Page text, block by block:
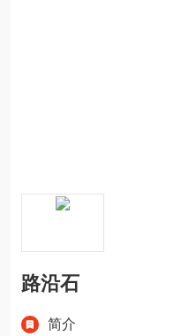
路沿石
简介